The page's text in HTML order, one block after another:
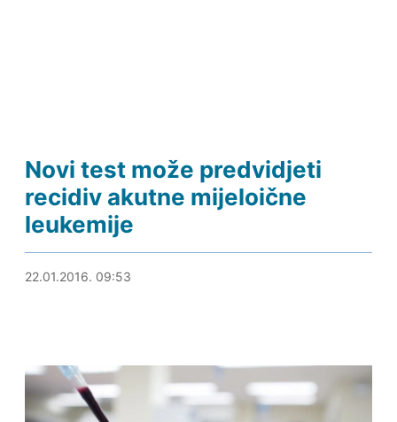
Novi test može predvidjeti
recidiv akutne mijeloične
leukemije
22.01.2016. 10:23
22.01.2016. 09:53